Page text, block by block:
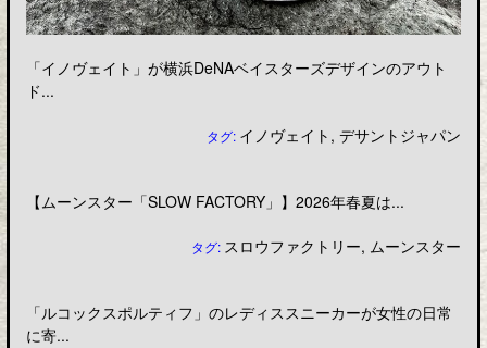
「イノヴェイト」が横浜DeNAベイスターズデザインのアウト
ド...
タグ: イノヴェイト ,デサントジャパン
【ムーンスター「SLOW FACTORY」】2026年春夏は...
タグ: スロウファクトリー, ムーンスター
「ルコックスポルティフ」のレディススニーカーが女性の日常
に寄...